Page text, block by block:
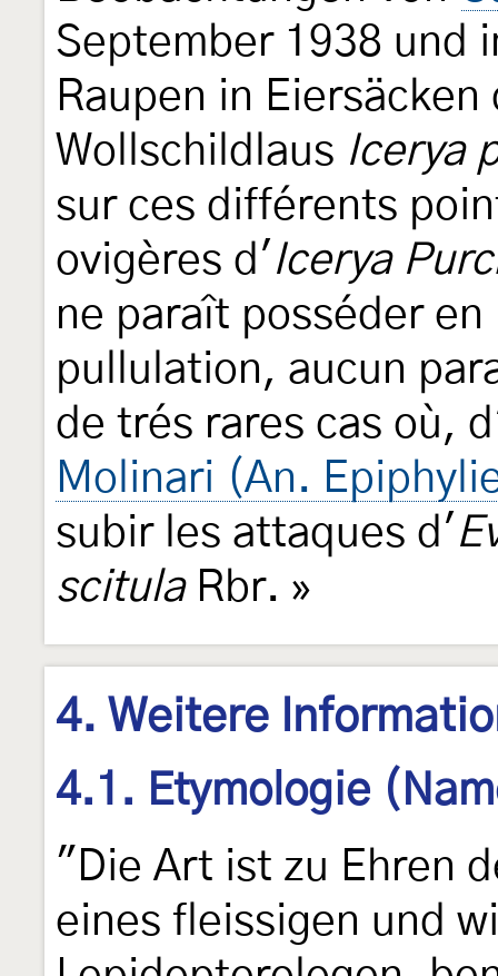
September 1938 und
Raupen in
Wollschildlaus Icerya
sur ces différents
ovigères d' Icerya
ne paraît posséder
pullulation, aucun
de trés rares cas où,
Molinari (An.
subir les attaques d'
scitulaRbr. »
4. Weitere
4.1. Etymologie
"Die Art ist zu Ehren
eines fleissigen und